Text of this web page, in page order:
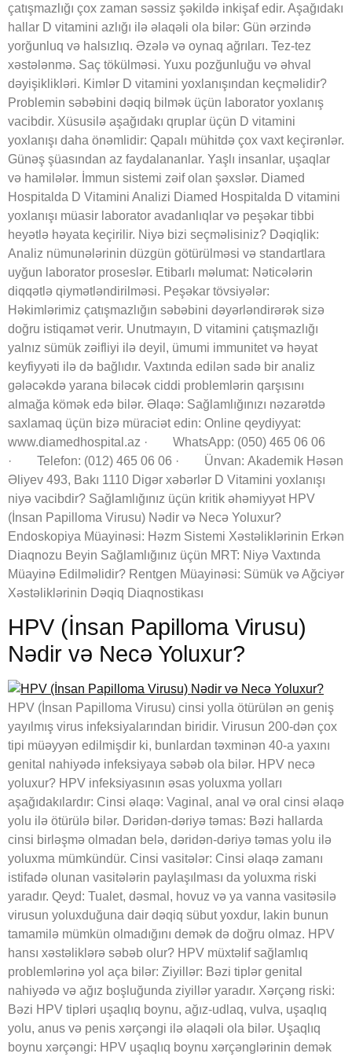
çatışmazlığı çox zaman səssiz şəkildə inkişaf edir. Aşağıdakı
hallar D vitamini azlığı ilə əlaqəli ola bilər: Gün ərzində
yorğunluq və halsızlıq. Əzələ və oynaq ağrıları. Tez-tez
xəstələnmə. Saç tökülməsi. Yuxu pozğunluğu və əhval
dəyişiklikləri. Kimlər D vitamini yoxlanışından keçməlidir?
Problemin səbəbini dəqiq bilmək üçün laborator yoxlanış
vacibdir. Xüsusilə aşağıdakı qruplar üçün D vitamini
yoxlanışı daha önəmlidir: Qapalı mühitdə çox vaxt keçirənlər.
Günəş şüasından az faydalananlar. Yaşlı insanlar, uşaqlar
və hamilələr. İmmun sistemi zəif olan şəxslər. Diamed
Hospitalda D Vitamini Analizi Diamed Hospitalda D vitamini
yoxlanışı müasir laborator avadanlıqlar və peşəkar tibbi
heyətlə həyata keçirilir. Niyə bizi seçməlisiniz? Dəqiqlik:
Analiz nümunələrinin düzgün götürülməsi və standartlara
uyğun laborator proseslər. Etibarlı məlumat: Nəticələrin
diqqətlə qiymətləndirilməsi. Peşəkar tövsiyələr:
Həkimlərimiz çatışmazlığın səbəbini dəyərləndirərək sizə
doğru istiqamət verir. Unutmayın, D vitamini çatışmazlığı
yalnız sümük zəifliyi ilə deyil, ümumi immunitet və həyat
keyfiyyəti ilə də bağlıdır. Vaxtında edilən sadə bir analiz
gələcəkdə yarana biləcək ciddi problemlərin qarşısını
almağa kömək edə bilər. Əlaqə: Sağlamlığınızı nəzarətdə
saxlamaq üçün bizə müraciət edin: Online qeydiyyat:
www.diamedhospital.az · WhatsApp: (050) 465 06 06
· Telefon: (012) 465 06 06 · Ünvan: Akademik Həsən
Əliyev 493, Bakı 1110 Digər xəbərlər D Vitamini yoxlanışı
niyə vacibdir? Sağlamlığınız üçün kritik əhəmiyyət HPV
(İnsan Papilloma Virusu) Nədir və Necə Yoluxur?
Endoskopiya Müayinəsi: Həzm Sistemi Xəstəliklərinin Erkən
Diaqnozu Beyin Sağlamlığınız üçün MRT: Niyə Vaxtında
Müayinə Edilməlidir? Rentgen Müayinəsi: Sümük və Ağciyər
Xəstəliklərinin Dəqiq Diaqnostikası
HPV (İnsan Papilloma Virusu)
Nədir və Necə Yoluxur?
HPV (İnsan Papilloma Virusu) cinsi yolla ötürülən ən geniş
yayılmış virus infeksiyalarından biridir. Virusun 200-dən çox
tipi müəyyən edilmişdir ki, bunlardan təxminən 40-a yaxını
genital nahiyədə infeksiyaya səbəb ola bilər. HPV necə
yoluxur? HPV infeksiyasının əsas yoluxma yolları
aşağıdakılardır: Cinsi əlaqə: Vaginal, anal və oral cinsi əlaqə
yolu ilə ötürülə bilər. Dəridən-dəriyə təmas: Bəzi hallarda
cinsi birləşmə olmadan belə, dəridən-dəriyə təmas yolu ilə
yoluxma mümkündür. Cinsi vasitələr: Cinsi əlaqə zamanı
istifadə olunan vasitələrin paylaşılması da yoluxma riski
yaradır. Qeyd: Tualet, dəsmal, hovuz və ya vanna vasitəsilə
virusun yoluxduğuna dair dəqiq sübut yoxdur, lakin bunun
tamamilə mümkün olmadığını demək də doğru olmaz. HPV
hansı xəstəliklərə səbəb olur? HPV müxtəlif sağlamlıq
problemlərinə yol aça bilər: Ziyillər: Bəzi tiplər genital
nahiyədə və ağız boşluğunda ziyillər yaradır. Xərçəng riski:
Bəzi HPV tipləri uşaqlıq boynu, ağız-udlaq, vulva, uşaqlıq
yolu, anus və penis xərçəngi ilə əlaqəli ola bilər. Uşaqlıq
boynu xərçəngi: HPV uşaqlıq boynu xərçənglərinin demək